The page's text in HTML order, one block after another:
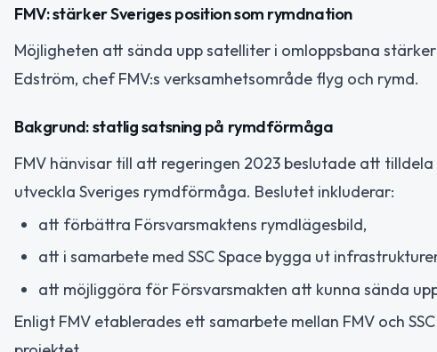
FMV: stärker Sveriges position som rymdnation
Möjligheten att sända upp satelliter i omloppsbana
Edström, chef FMV:s verksamhetsområde flyg och rymd.
Bakgrund: statlig satsning på rymdförmåga
FMV hänvisar till att regeringen 2023 beslutade att
utveckla Sveriges rymdförmåga. Beslutet inkluderar:
att förbättra Försvarsmaktens rymdlägesbild,
att i samarbete med SSC Space bygga ut
att möjliggöra för Försvarsmakten att kunna sända
Enligt FMV etablerades ett samarbete mellan FMV och